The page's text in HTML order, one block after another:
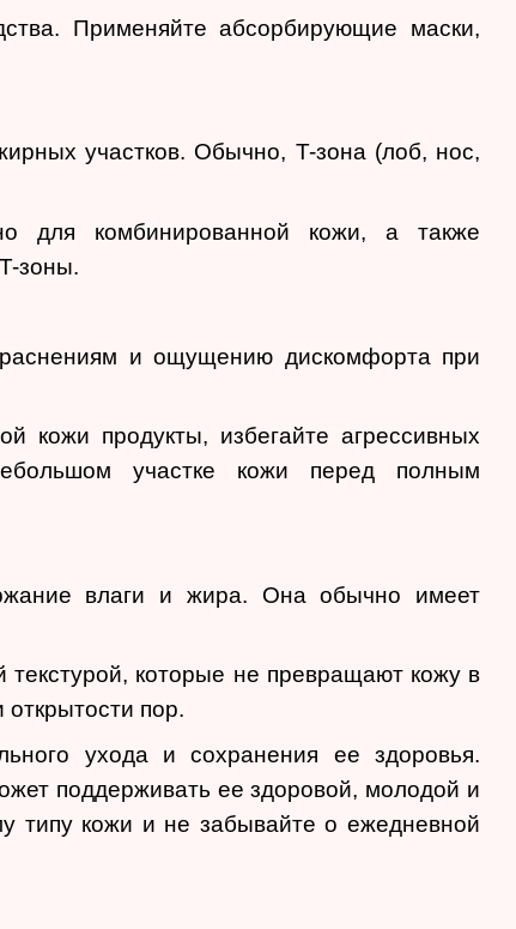
Применяйте абсорбирующие маски,
участков. Обычно, T-зона (лоб, нос,
для комбинированной кожи, а также
зоны.
и ощущению дискомфорта при
кожи продукты, избегайте агрессивных
участке кожи перед полным
влаги и жира. Она обычно имеет
которые не превращают кожу в
пор.
ухода и сохранения ее здоровья.
поддерживать ее здоровой, молодой и
типу кожи и не забывайте о ежедневной